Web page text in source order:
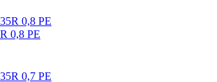
0,8 PE